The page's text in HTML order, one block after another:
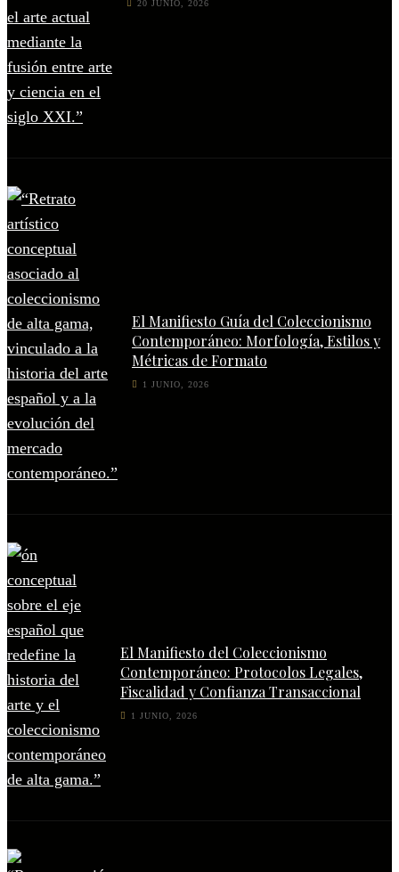
20 JUNIO, 2026
El Manifiesto Guía del Coleccionismo
Contemporáneo: Morfología, Estilos y
Métricas de Formato
1 JUNIO, 2026
El Manifiesto del Coleccionismo
Contemporáneo: Protocolos Legales,
Fiscalidad y Confianza Transaccional
1 JUNIO, 2026